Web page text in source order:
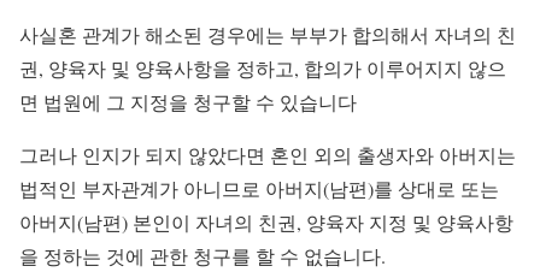
사실혼 관계가 해소된 경우에는 부부가 합의해서 자녀의 친
권, 양육자 및 양육사항을 정하고, 합의가 이루어지지 않으
면 법원에 그 지정을 청구할 수 있습니다
그러나 인지가 되지 않았다면 혼인 외의 출생자와 아버지는
법적인 부자관계가 아니므로 아버지(남편)를 상대로 또는
아버지(남편) 본인이 자녀의 친권, 양육자 지정 및 양육사항
을 정하는 것에 관한 청구를 할 수 없습니다.